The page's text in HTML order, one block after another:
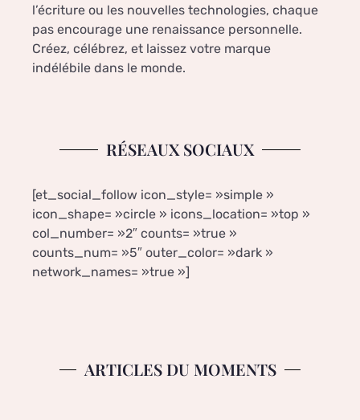
l’écriture ou les nouvelles technologies, chaque
pas encourage une renaissance personnelle.
Créez, célébrez, et laissez votre marque
indélébile dans le monde.
RÉSEAUX SOCIAUX
[et_social_follow icon_style= »simple »
icon_shape= »circle » icons_location= »top »
col_number= »2″ counts= »true »
counts_num= »5″ outer_color= »dark »
network_names= »true »]
ARTICLES DU MOMENTS